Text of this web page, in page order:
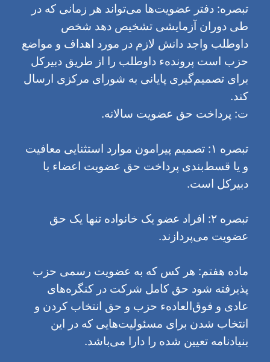
تبصره: دفتر عضویت‌ها می‌تواند هر زمانی که در
طی دوران آزمایشی تشخیص دهد شخص
داوطلب واجد دانش‌ لازم در مورد اهداف و مواضع
حزب است پروندهء داوطلب را از طریق دبیرکل
برای تصمیم‌گیری پایانی به شورای مرکزی ارسال
کند.
ت: پرداخت حق عضویت سالانه.
تبصره ۱: تصمیم پیرامون موارد استثنایی معافیت
و یا قسط‌بندی پرداخت حق عضویت اعضاء با
دبیر‌کل است.
تبصره ۲: افراد عضو یک خانواده تنها یک حق
عضویت می‌پردازند.
ماده هفتم: هر کس که به عضویت رسمی حزب
پذیرفته شود حق کامل شرکت در کنگره‌های
عادی و فوق‌العادهء حزب و حق انتخاب کردن و
انتخاب شدن برای مسئولیت‌هایی که در این
بنیادنامه تعیین شده را دارا می‌باشد.